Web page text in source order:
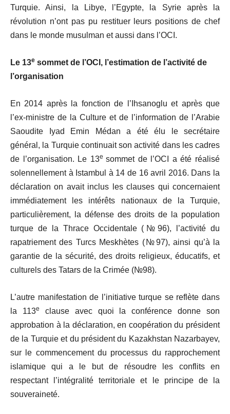
Turquie. Ainsi, la Libye, l’Egypte, la Syrie après la
révolution n’ont pas pu restituer leurs positions de chef
dans le monde musulman et aussi dans l’OCI.
Le 13e sommet de l’OCI, l’estimation de l’activité de
l’organisation
En 2014 après la fonction de l’Ihsanoglu et après que
l’ex-ministre de la Culture et de l’information de l’Arabie
Saoudite Iyad Emin Médan a été élu le secrétaire
général, la Turquie continuait son activité dans les cadres
de l’organisation. Le 13esommet de l’OCI a été réalisé
solennellement à Istambul à 14 de 16 avril 2016. Dans la
déclaration on avait inclus les clauses qui concernaient
immédiatement les intérêts
nationaux de la Turquie,
particulièrement, la défense des droits de la population
turque de la Thrace Occidentale (№96), l’activité du
rapatriement des Turcs Meskhètes (№97), ainsi qu’à la
garantie de la sécurité, des droits religieux, éducatifs, et
culturels des Tatars de la Crimée (№98).
L’autre manifestation de l’initiative turque se reflète dans
la 113e
clause avec quoi la conférence donne son
approbation à la déclaration, en coopération du président
de la Turquie et du président du Kazakhstan Nazarbayev,
sur le commencement du processus du rapprochement
islamique qui a le but de résoudre les conflits en
respectant l’intégralité territoriale et le principe de la
souveraineté.